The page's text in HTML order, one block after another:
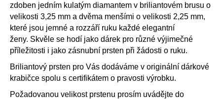
zdoben jedním kulatým diamantem v briliantovém brusu o
velikosti 3,25 mm a dvěma menšími o velikosti 2,25 mm,
které jsou jemné a rozzáří ruku každé elegantní
ženy. Skvěle se hodí jako dárek pro různé výjimečné
příležitosti i jako zásnubní prsten při žádosti o ruku.
Briliantový prsten pro Vás dodáváme v originální dárkové
krabičce spolu s certifikátem o pravosti výrobku.
Požadovanou velikost prstenu prosím uvádějte do
D
o
p
o
r
u
č
u